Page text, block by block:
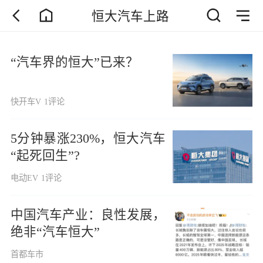
恒大汽车上路
“汽车界的恒大”已来？
快开车V 1评论
5分钟暴涨230%，恒大汽车
“起死回生”?
电动EV 1评论
中国汽车产业：良性发展，
绝非“汽车恒大”
首都车市